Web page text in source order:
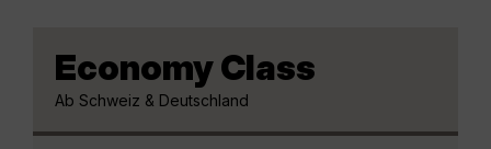
Economy Class
Ab Schweiz & Deutschland